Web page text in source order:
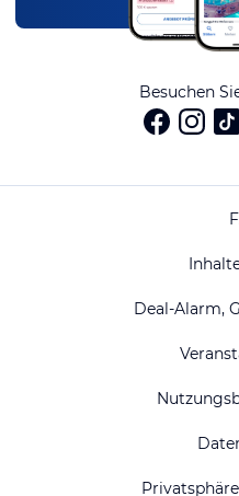
Besuchen
Deal-Alarm,